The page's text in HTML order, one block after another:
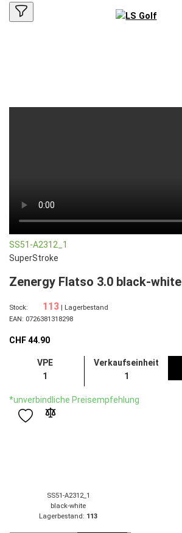
SS51-A2312_1
SuperStroke
Zenergy Flatso 3.0 black-white
Stock: 113 | Lagerbestand
EAN: 0726381318298
CHF44.90
VPE
1
Verkaufseinheit
1
*unverbindliche Preisempfehlung
SS51-A2312_1
black-white
Lagerbestand: 113